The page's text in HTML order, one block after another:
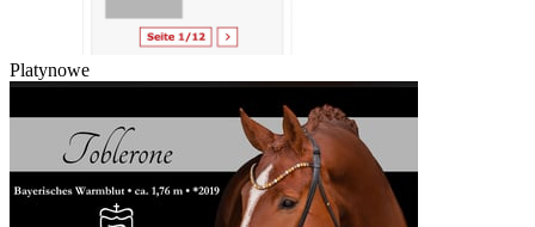
Platynowe